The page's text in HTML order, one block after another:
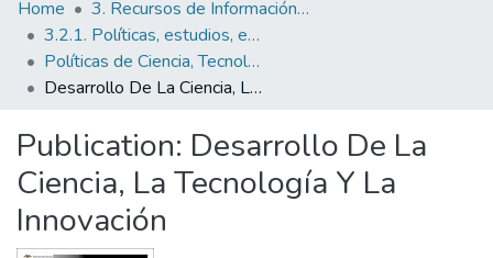
All of DSpace
Statistics
Home
3. Recursos de Información Científica y Tecnológica
3.2.1. Políticas, estudios, evaluaciones e indicadores de CTeI
Políticas de Ciencia, Tecnología e Innovación
Desarrollo De La Ciencia, La Tecnología Y La Innovación
Publication: Desarrollo De La
Ciencia, La Tecnología Y La
Innovación